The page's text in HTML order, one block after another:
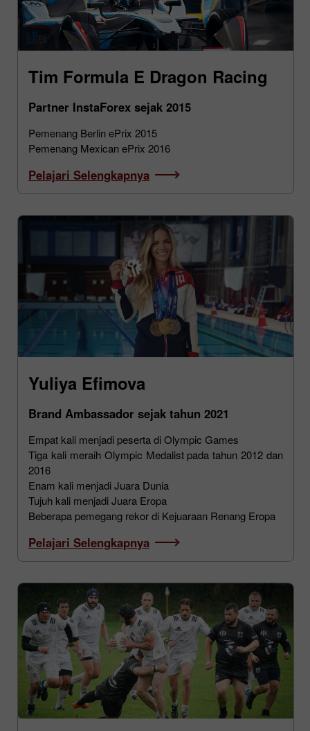
Tim Formula E Dragon Racing
Partner InstaForex sejak 2015
Pemenang Berlin ePrix 2015
Pemenang Mexican ePrix 2016
Pelajari Selengkapnya
Yuliya Efimova
Brand Ambassador sejak tahun 2021
Empat kali menjadi peserta di Olympic Games
Tiga kali meraih Olympic Medalist pada tahun 2012 dan
2016
Enam kali menjadi Juara Dunia
Tujuh kali menjadi Juara Eropa
Beberapa pemegang rekor di Kejuaraan Renang Eropa
Pelajari Selengkapnya